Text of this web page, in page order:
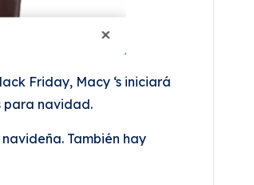
Friday, Macy ‘s iniciará
para navidad.
También hay